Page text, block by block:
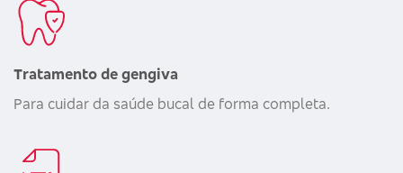
Tratamento de gengiva
Para cuidar da saúde bucal de forma completa.